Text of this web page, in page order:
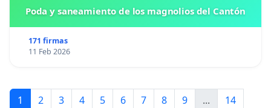
Poda y saneamiento de los magnolios del Cantón
171 firmas
11 Feb 2026
1 2 3 4 5 6 7 8 9 ...
14